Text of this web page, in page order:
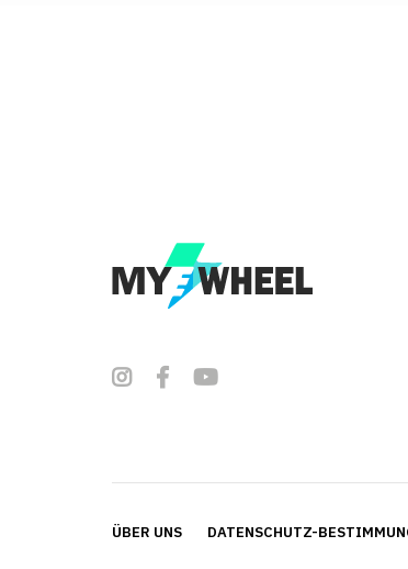
ÜBER UNS DATENSCHUTZ-